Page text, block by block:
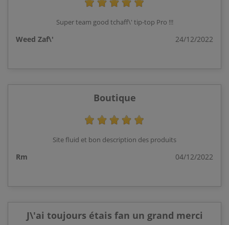
Super team good tchaff\' tip-top Pro !!!
Weed Zaf\' 24/12/2022
Boutique
Site fluid et bon description des produits
Rm 04/12/2022
J\'ai toujours étais fan un grand merci